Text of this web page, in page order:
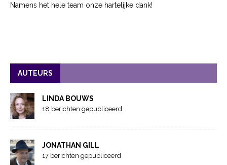
Namens het hele team onze hartelijke dank!
AUTEURS
LINDA BOUWS
18 berichten gepubliceerd
JONATHAN GILL
17 berichten gepubliceerd